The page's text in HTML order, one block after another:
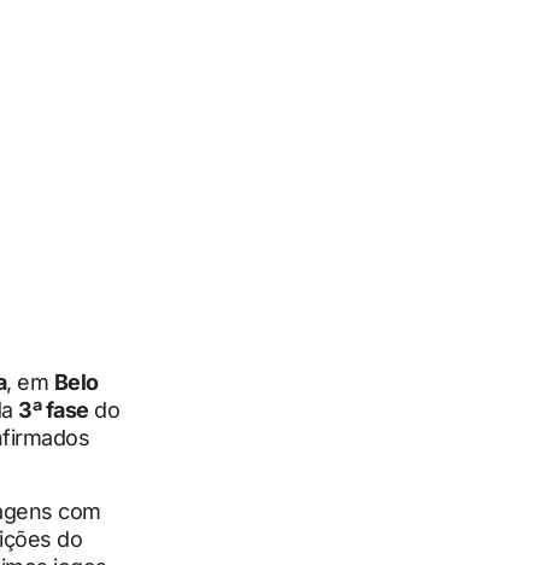
, em Belo
3ª fase do
com
do